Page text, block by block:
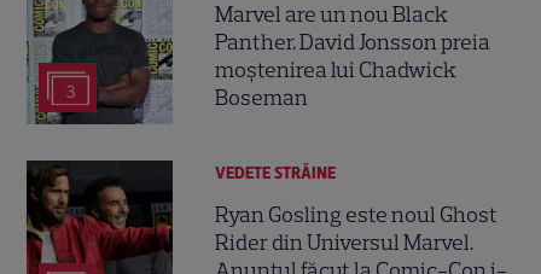
3
Marvel are un nou Black
Panther. David Jonsson preia
moștenirea lui Chadwick
Boseman
VEDETE STRĂINE
Ryan Gosling este noul Ghost
Rider din Universul Marvel.